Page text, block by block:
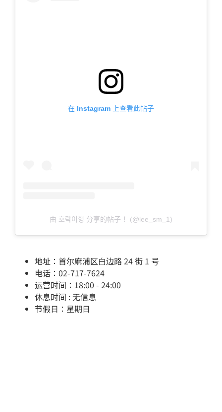
在 Instagram 上查看此帖子
由 호락이형 分享的帖子 ！(@lee_sm_1)
地址：首尔麻浦区白边路 24 街 1 号
电话：02-717-7624
运营时间：18:00 - 24:00
休息时间 : 无信息
节假日：星期日